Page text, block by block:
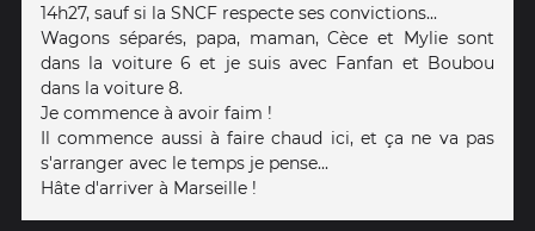
14h27, sauf si la SNCF respecte ses convictions...
Wagons séparés, papa, maman, Cèce et Mylie sont
dans la voiture 6 et je suis avec Fanfan et Boubou
dans la voiture 8.
Je commence à avoir faim !
Il commence aussi à faire chaud ici, et ça ne va pas
s'arranger avec le temps je pense...
Hâte d'arriver à Marseille !